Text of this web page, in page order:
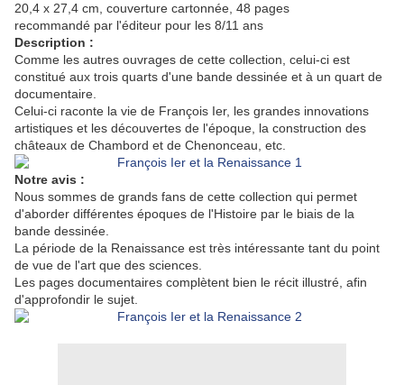
20,4 x 27,4 cm, couverture cartonnée, 48 pages
recommandé par l'éditeur pour les 8/11 ans
Description :
Comme les autres ouvrages de cette collection, celui-ci est
constitué aux trois quarts d'une bande dessinée et à un quart de
documentaire.
Celui-ci raconte la vie de François Ier, les grandes innovations
artistiques et les découvertes de l'époque, la construction des
châteaux de Chambord et de Chenonceau, etc.
Notre avis :
Nous sommes de grands fans de cette collection qui permet
d'aborder différentes époques de l'Histoire par le biais de la
bande dessinée.
La période de la Renaissance est très intéressante tant du point
de vue de l'art que des sciences.
Les pages documentaires complètent bien le récit illustré, afin
d'approfondir le sujet.